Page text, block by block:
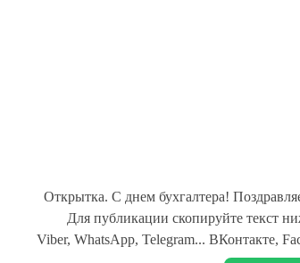
Открытка. С днем бухгалтера!
Для публикации скопируйте текст
Viber, WhatsApp, Telegram... ВКонтакте,